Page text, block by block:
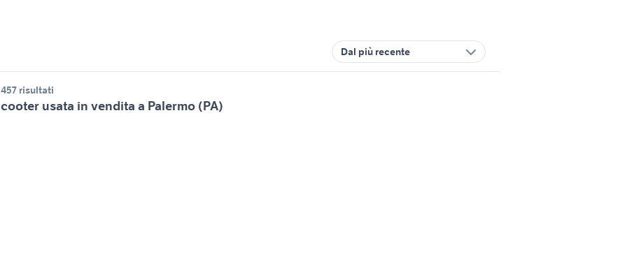
Dal più recente
risultati
usata in vendita a Palermo (PA)